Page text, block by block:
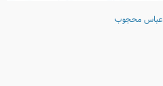
عباس محجوب